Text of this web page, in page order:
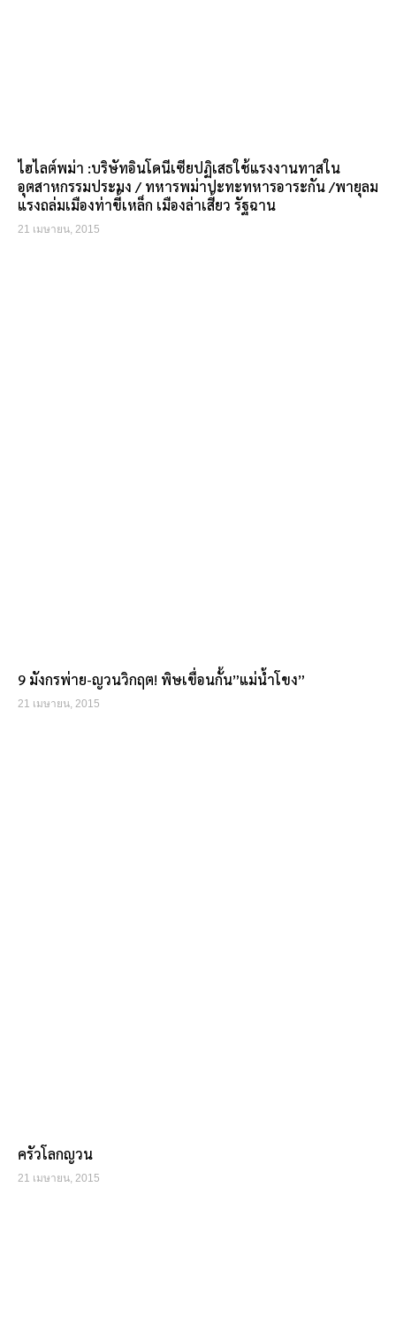
ไฮไลต์พม่า :บริษัทอินโดนีเซียปฏิเสธใช้แรงงานทาสใน
อุตสาหกรรมประมง / ทหารพม่าปะทะทหารอาระกัน /พายุลม
แรงถล่มเมืองท่าขี้เหล็ก เมืองล่าเสี้ยว รัฐฉาน
21 เมษายน, 2015
9 มังกรพ่าย-ญวนวิกฤต! พิษเขื่อนกั้น”แม่น้ำโขง”
21 เมษายน, 2015
ครัวโลกญวน
21 เมษายน, 2015